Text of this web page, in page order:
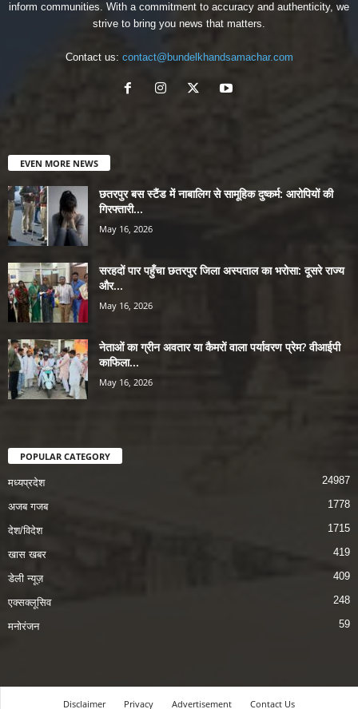
inform communities. With a commitment to accuracy and authenticity, we
strive to bring you news that matters.
Contact us: contact@bundelkhandsamachar.com
EVEN MORE NEWS
छतरपुर बस स्टैंड में नाबालिग से सामूहिक दुष्कर्म: आरोपियों की
गिरफ्तारी...
May 16, 2026
सरहदों पार पहुँचा छतरपुर जिला अस्पताल का भरोसा: दूसरे राज्य
और...
May 16, 2026
नेताओं का ग्रीन अवतार या कैमरों वाला पर्यावरण प्रेम? वीआईपी
काफिला...
May 16, 2026
POPULAR CATEGORY
मध्यप्रदेश 24987
अजब गजब 1778
देश/विदेश 1715
खास खबर 419
डेली न्यूज़ 409
एक्सक्लूसिव 248
मनोरंजन 59
Disclaimer Privacy Advertisement Contact Us